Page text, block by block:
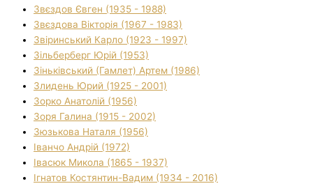
Звєздов Євген (1935 - 1988)
Звєздова Вікторія (1967 - 1983)
Звіринський Карло (1923 - 1997)
Зільберберг Юрій (1953)
Зіньківський (Гамлет) Артем (1986)
Злидень Юрий (1925 - 2001)
Зорко Анатолій (1956)
Зоря Галина (1915 - 2002)
Зюзькова Наталя (1956)
Іванчо Андрій (1972)
Івасюк Микола (1865 - 1937)
Ігнатов Костянтин-Вадим (1934 - 2016)